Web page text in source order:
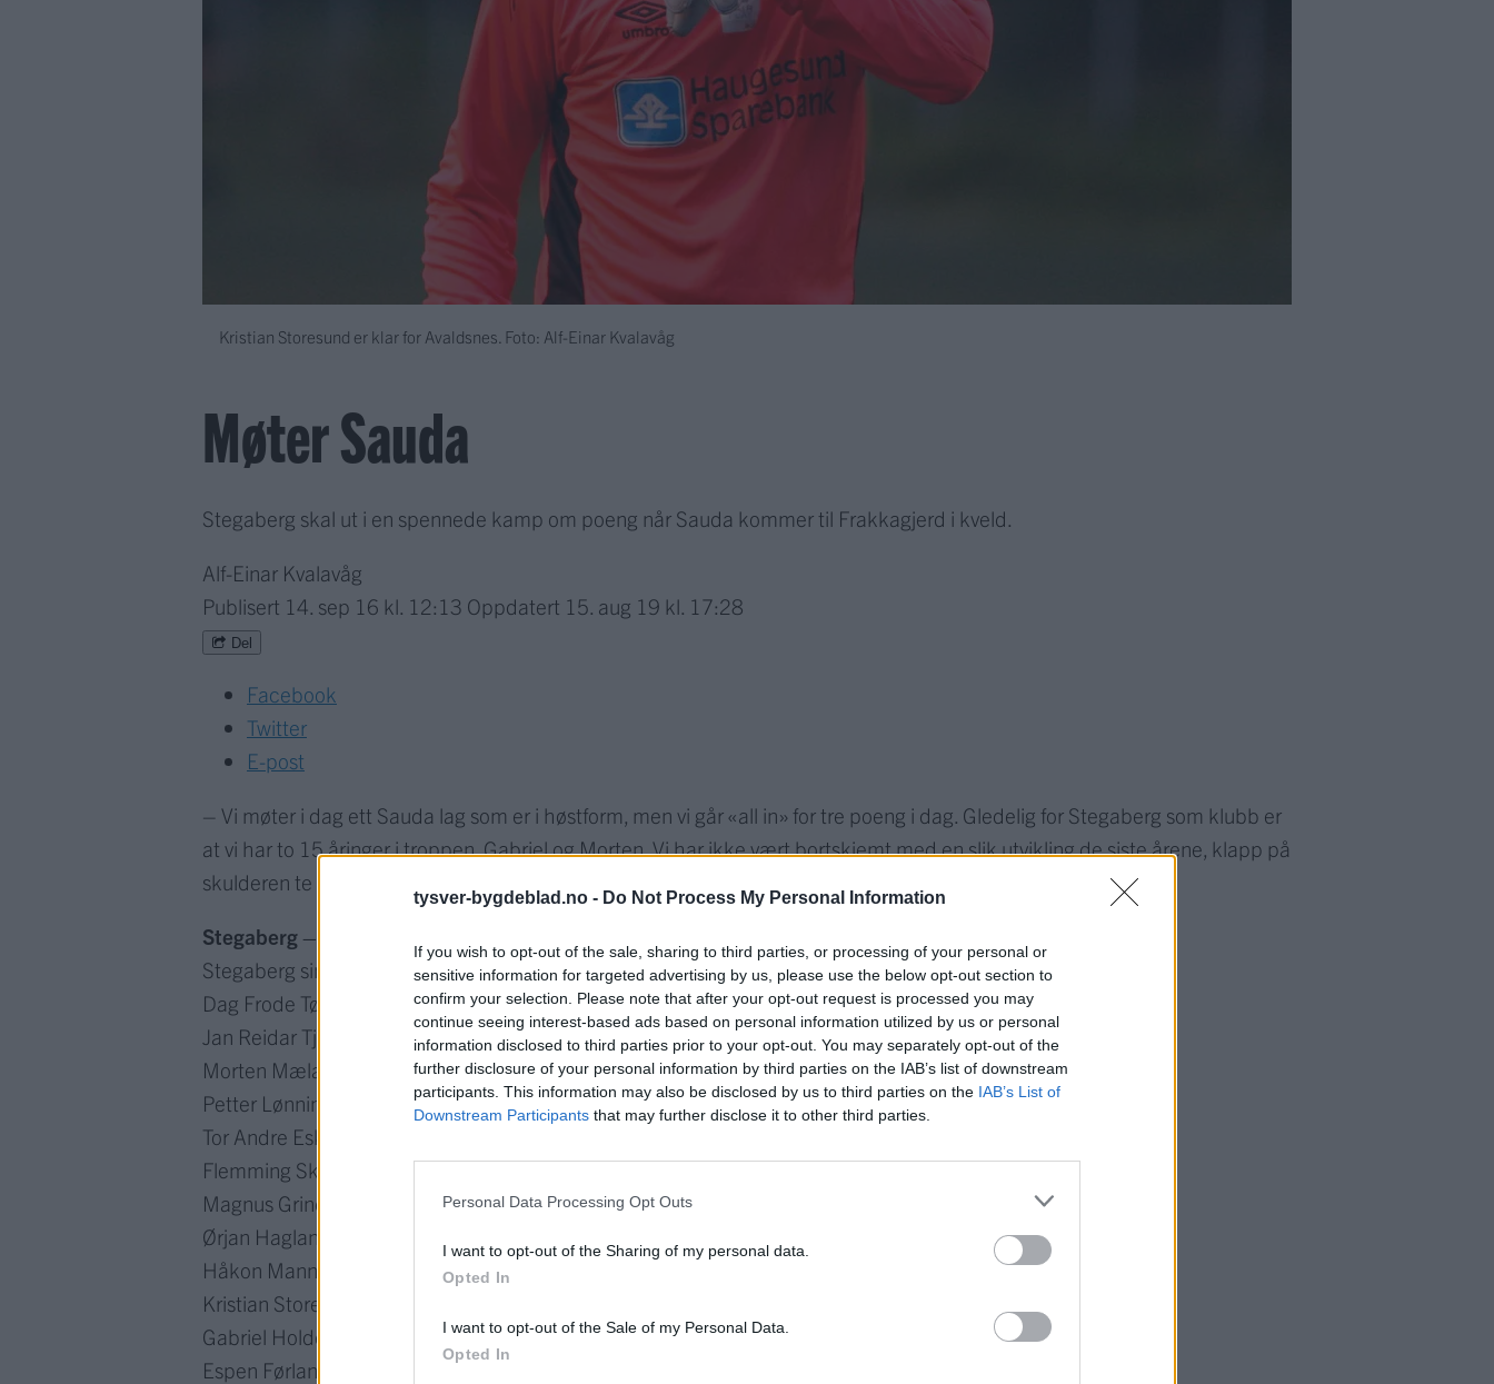
tysver-bygdeblad.no - Do Not Process My Personal Information
If you wish to opt-out of the sale, sharing to third parties, or processing of your personal or
sensitive information for targeted advertising by us, please use the below opt-out section to
confirm your selection. Please note that after your opt-out request is processed you may
continue seeing interest-based ads based on personal information utilized by us or personal
information disclosed to third parties prior to your opt-out. You may separately opt-out of the
further disclosure of your personal information by third parties on the IAB’s list of downstream
participants. This information may also be disclosed by us to third parties on the IAB’s List of
Downstream Participants that may further disclose it to other third parties.
Personal Data Processing Opt Outs
I want to opt-out of the Sharing of my personal data.
Opted In
I want to opt-out of the Sale of my Personal Data.
Opted In
Kristian Storesund er klar for Avaldsnes. Foto: Alf-Einar Kvalavåg
Møter Sauda
Stegaberg skal ut i en spennede kamp om poeng når Sauda kommer til Frakkagjerd i kveld.
Alf-Einar Kvalavåg
Publisert 14. sep 16 kl. 12:13 Oppdatert 15. aug 19 kl. 17:28
Del
Facebook
Twitter
E-post
– Vi møter i dag ett Sauda lag som er i høstform, men vi går «all in» for tre poeng i dag. Gledelig for Stegaberg som klubb er
at vi har to 15 åringer i troppen, Gabriel og Morten. Vi har ikke vært bortskjemt med en slik utvikling de siste årene, klapp på
skulderen te deres trenere/lagledere, sier trener Dag Frode Tønnesen.
Stegaberg – Sauda, Frakkagjerd kl 19.00
Stegaberg sin tropp:
Dag Frode Tønnesen
Jan Reidar Tjøsvold
Morten Mæland
Petter Lønning
Tor Andre Eskevik
Flemming Skare
Magnus Grindheim
Ørjan Hagland
Håkon Mannsåker
Kristian Storesund
Gabriel Holden
Espen Førland